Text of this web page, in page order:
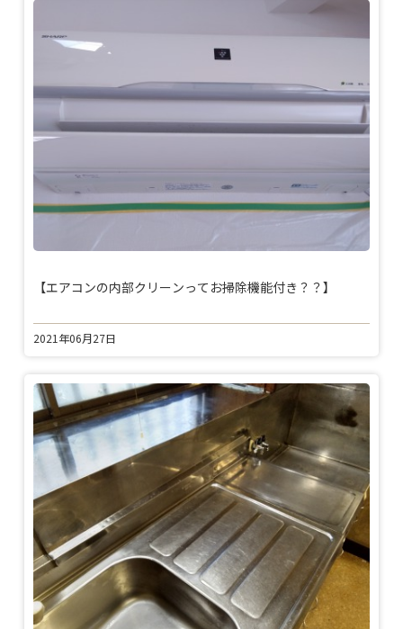
【エアコンの内部クリーンってお掃除機能付き？？】
2021年06月27日